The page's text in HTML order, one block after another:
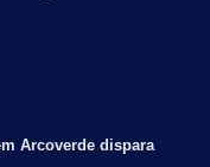
Arcoverde dispara